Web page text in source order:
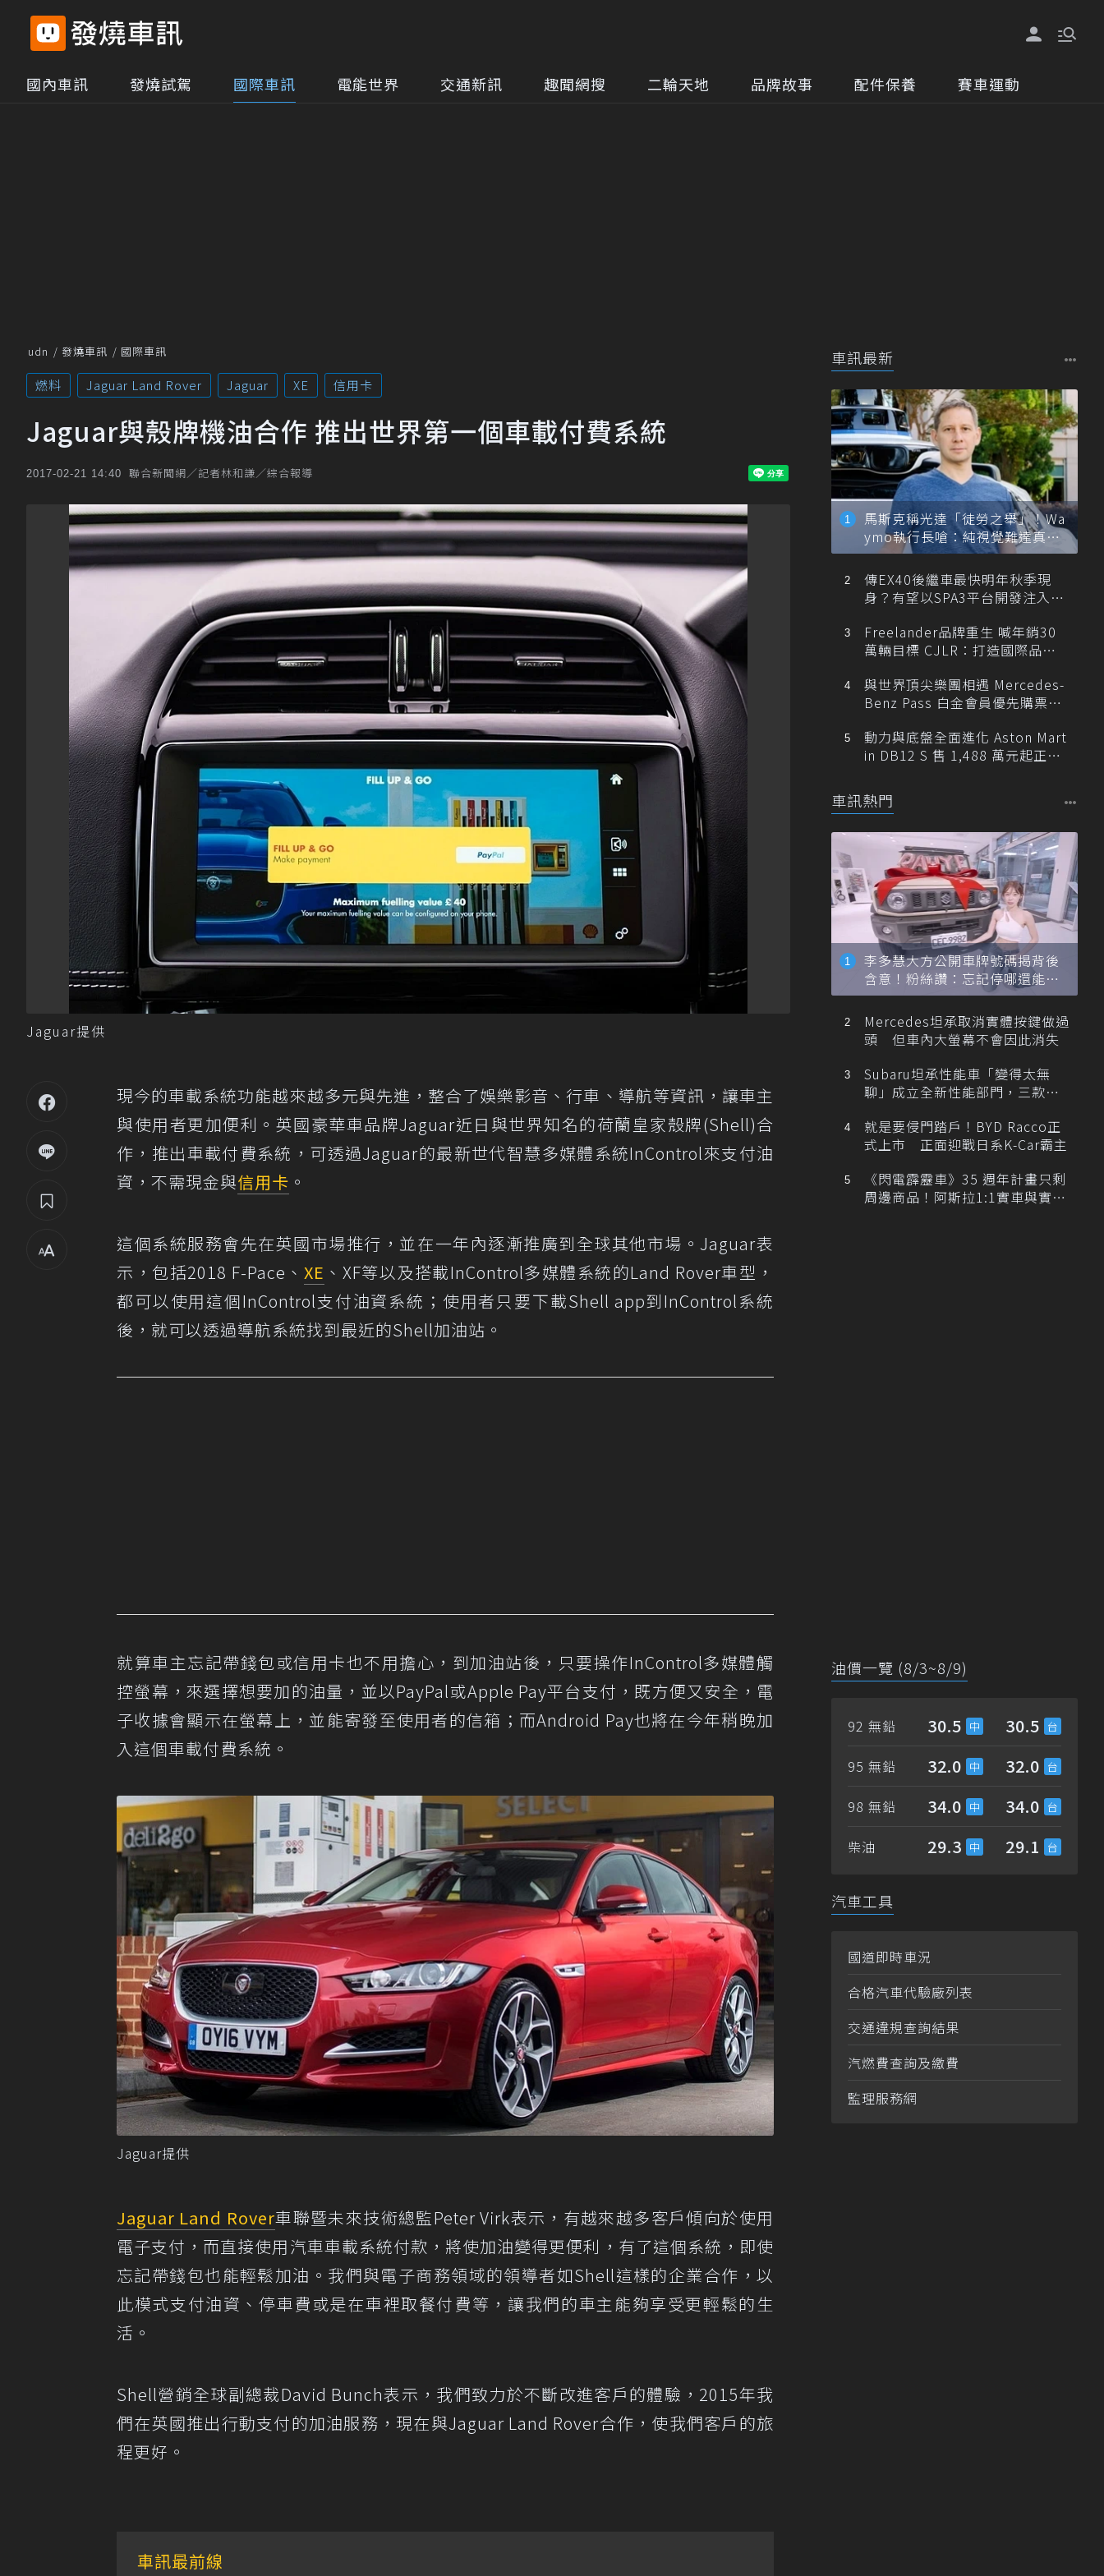
國內車訊 發燒試駕 國際車訊 電能世界 交通新訊 趣聞網搜 二輪天地 品牌故事 配件保養 賽車運動
udn 發燒車訊 國際車訊
燃料 Jaguar Land Rover Jaguar XE 信用卡
Jaguar與殼牌機油合作 推出世界第一個車載付費系統
2017-02-21 14:40 聯合新聞網／記者林和謙／綜合報導
Jaguar提供
現今的車載系統功能越來越多元與先進，整合了娛樂影音、行車、導航等資訊，讓車主
與使用者更加便利。英國豪華車品牌Jaguar近日與世界知名的荷蘭皇家殼牌(Shell)合
作，推出車載付費系統，可透過Jaguar的最新世代智慧多媒體系統InControl來支付油
資，不需現金與信用卡 。
這個系統服務會先在英國市場推行，並在一年內逐漸推廣到全球其他市場。Jaguar表
示，包括2018 F-Pace、 XE 、XF等以及搭載InControl多媒體系統的Land Rover車型，
都可以使用這個InControl支付油資系統；使用者只要下載Shell app到InControl系統
後，就可以透過導航系統找到最近的Shell加油站。
就算車主忘記帶錢包或信用卡也不用擔心，到加油站後，只要操作InControl多媒體觸
控螢幕，來選擇想要加的油量，並以PayPal或Apple Pay平台支付，既方便又安全，電
子收據會顯示在螢幕上，並能寄發至使用者的信箱；而Android Pay也將在今年稍晚加
入這個車載付費系統。
Jaguar提供
Jaguar Land Rover車聯暨未來技術總監Peter Virk表示，有越來越多客戶傾向於使用
電子支付，而直接使用汽車車載系統付款，將使加油變得更便利，有了這個系統，即使
忘記帶錢包也能輕鬆加油。我們與電子商務領域的領導者如Shell這樣的企業合作，以
此模式支付油資、停車費或是在車裡取餐付費等，讓我們的車主能夠享受更輕鬆的生
活。
Shell營銷全球副總裁David Bunch表示，我們致力於不斷改進客戶的體驗，2015年我
們在英國推出行動支付的加油服務，現在與Jaguar Land Rover合作，使我們客戶的旅
程更好。
車訊最前線
車訊最新
馬斯克稱光達「徒勞之舉」！Wa
ymo執行長嗆：純視覺難達真正
自動駕駛
傳EX40後繼車最快明年秋季現
身？有望以SPA3平台開發注入80
Freelander品牌重生 喊年銷30
萬輛目標 CJLR：打造國際品牌
與世界頂尖樂團相遇 Mercedes-
Benz Pass 白金會員優先購票維
動力與底盤全面進化 Aston Mart
in DB12 S 售 1,488 萬元起正式
車訊熱門
李多慧大方公開車牌號碼揭背後
含意！粉絲讚：忘記停哪還能幫
忙找車
Mercedes坦承取消實體按鍵做過
頭 但車內大螢幕不會因此消失
Subaru坦承性能車「變得太無
聊」成立全新性能部門，三款手
就是要侵門踏戶！BYD Racco正
式上市 正面迎戰日系K-Car霸主
《閃電霹靂車》35 週年計畫只剩
周邊商品！阿斯拉1:1實車與實體
油價一覽 (8/3~8/9)
92 無鉛 30.5 30.5
95 無鉛 32.0 32.0
98 無鉛 34.0 34.0
柴油 29.3 29.1
汽車工具
國道即時車況
合格汽車代驗廠列表
交通違規查詢結果
汽燃費查詢及繳費
監理服務網